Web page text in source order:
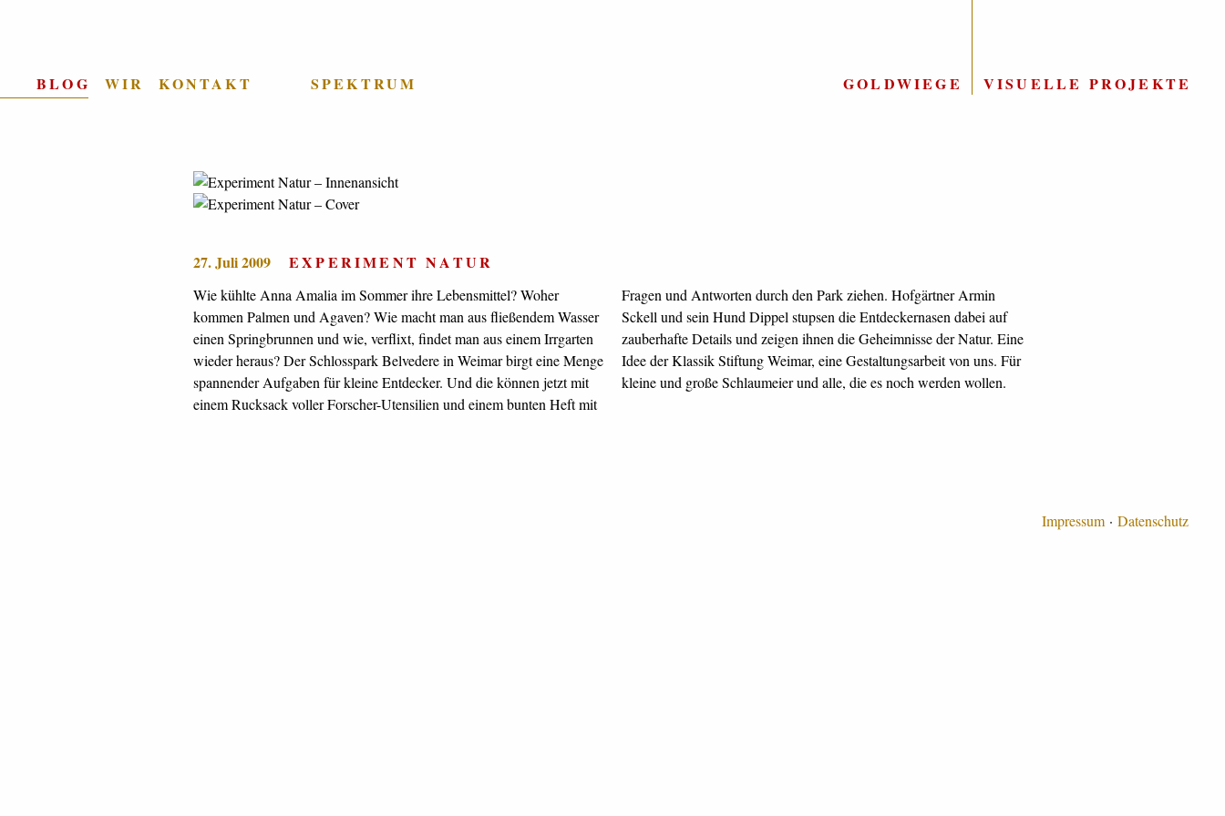
GOLDWIEGE VISUELLE PROJEKTE
BLOG WIR KONTAKT SPEKTRUM
27. Juli 2009 EXPERIMENT NATUR
Wie kühlte Anna Amalia im Sommer ihre Lebensmittel? Woher
kommen Palmen und Agaven? Wie macht man aus fließendem Wasser
einen Springbrunnen und wie, verflixt, findet man aus einem Irrgarten
wieder heraus? Der Schlosspark Belvedere in Weimar birgt eine Menge
spannender Aufgaben für kleine Entdecker. Und die können jetzt mit
einem Rucksack voller Forscher-Utensilien und einem bunten Heft mit
Fragen und Antworten durch den Park ziehen. Hofgärtner Armin
Sckell und sein Hund Dippel stupsen die Entdeckernasen dabei auf
zauberhafte Details und zeigen ihnen die Geheimnisse der Natur. Eine
Idee der Klassik Stiftung Weimar, eine Gestaltungsarbeit von uns. Für
kleine und große Schlaumeier und alle, die es noch werden wollen.
Impressum Datenschutz